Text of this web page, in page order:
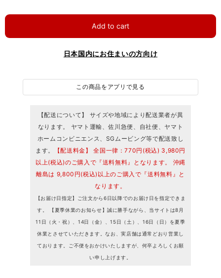
Add to cart
日本国内にお住まいの方向け
この商品をアプリで見る
【配送について】 サイズや地域により配送業者が異
なります。 ヤマト運輸、佐川急便、自社便、ヤマト
ホームコンビニエンス、SGムービング等で配送致し
ます。
【配送料金】 全国一律：770円(税込) 3,980円
以上(税込)のご購入で『送料無料』となります。 沖縄
離島は 9,800円(税込)以上のご購入で『送料無料』と
なります。
【お届け日指定】ご注文から6日以降でのお届け日を指定できま
す。 【夏季休業のお知らせ】誠に勝手ながら、当サイトは8月
11日（火・祝）、14日（金）、15日（土）、16日（日）を夏季
休業とさせていただきます。なお、実店舗は通常どおり営業し
ております。ご不便をおかけいたしますが、何卒よろしくお願
い申し上げます。